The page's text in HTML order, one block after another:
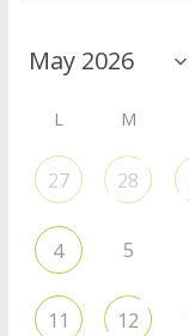
L M
27 28
4 5
11 12